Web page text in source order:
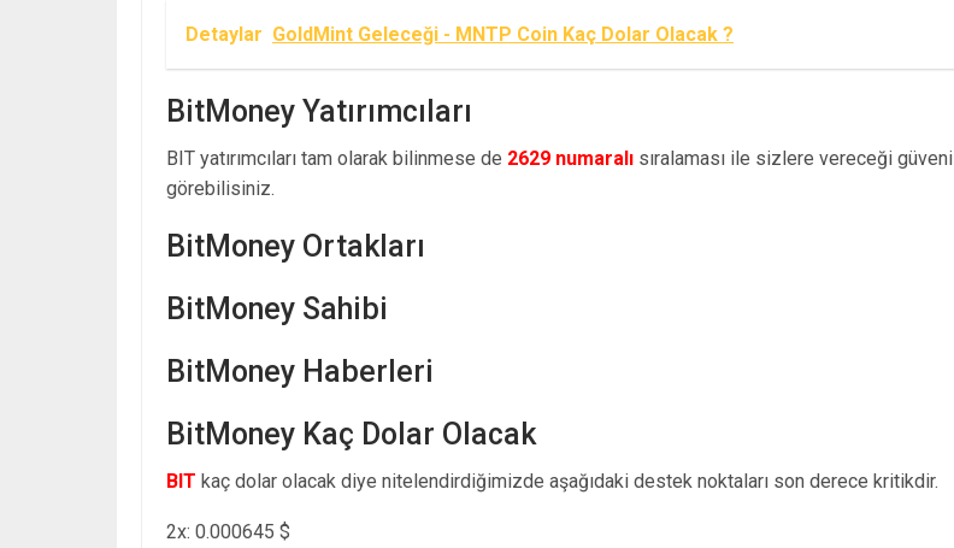
Detaylar GoldMint Geleceği - MNTP Coin Kaç Dolar Olacak ?
BitMoney Yatırımcıları
BIT yatırımcıları tam olarak bilinmese de 2629 numaralı sıralaması ile sizlere vereceği güveni
görebilisiniz.
BitMoney Ortakları
BitMoney Sahibi
BitMoney Haberleri
BitMoney Kaç Dolar Olacak
BIT kaç dolar olacak diye nitelendirdiğimizde aşağıdaki destek noktaları son derece kritikdir.
2x: 0.000645 $